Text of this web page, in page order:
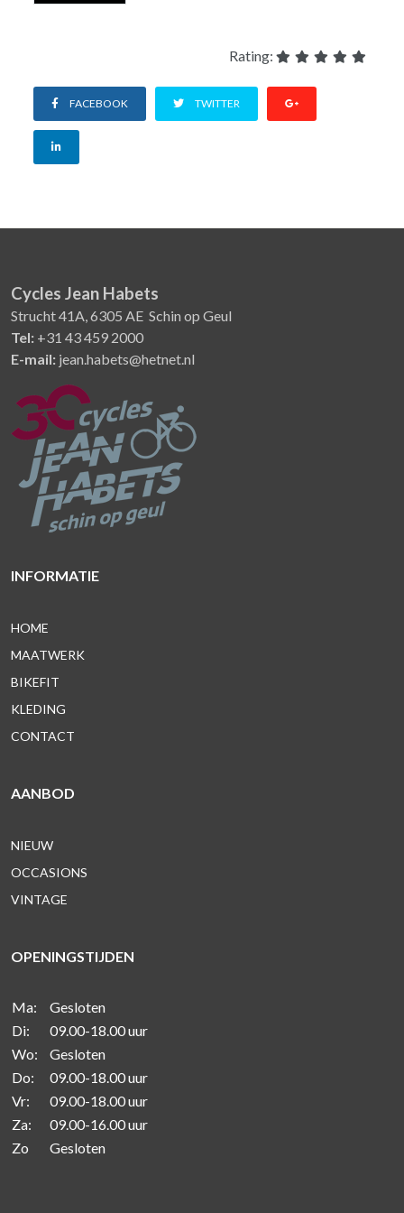
Rating:
FACEBOOK TWITTER
Cycles Jean Habets
Strucht 41A, 6305 AE Schin op Geul
Tel: +31 43 459 2000
E-mail: jean.habets@hetnet.nl
INFORMATIE
HOME
MAATWERK
BIKEFIT
KLEDING
CONTACT
AANBOD
NIEUW
OCCASIONS
VINTAGE
OPENINGSTIJDEN
Ma:
Gesloten
Di:
09.00-18.00 uur
Wo:
Gesloten
Do:
09.00-18.00 uur
Vr:
09.00-18.00 uur
Za:
09.00-16.00 uur
Zo
Gesloten